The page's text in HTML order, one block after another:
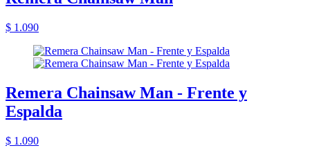
$ 1.090
Remera Chainsaw Man - Frente y
Espalda
$ 1.090